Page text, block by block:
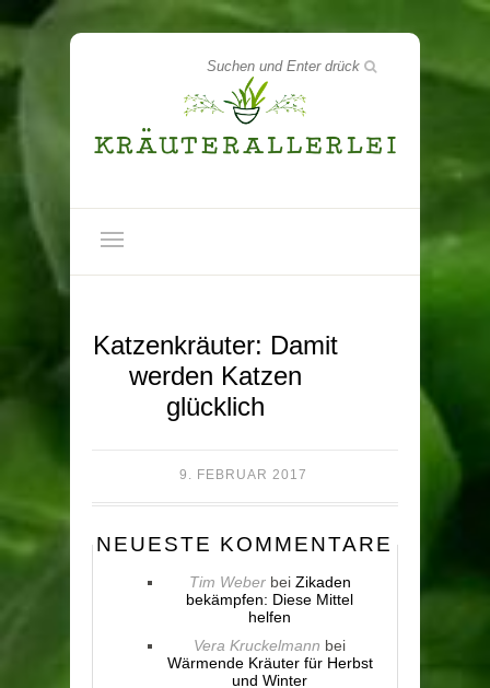
Katzenkräuter: Damit
werden Katzen
glücklich
9. FEBRUAR 2017
NEUESTE KOMMENTARE
Tim Weberbei Zikaden
bekämpfen: Diese Mittel
helfen
Vera Kruckelmann bei
Wärmende Kräuter für Herbst
und Winter